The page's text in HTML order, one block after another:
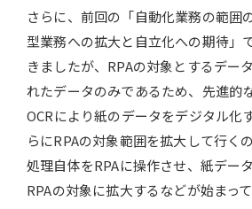
さらに、前回の「自動化業務の範囲
型業務への拡大と自立化への期待」
きましたが、RPAの対象とするデー
れたデータのみであるため、先進的
OCRにより紙のデータをデジタル化
らにRPAの対象範囲を拡大して行く
処理自体をRPAに操作させ、紙デー
RPAの対象に拡大するなどが始まって